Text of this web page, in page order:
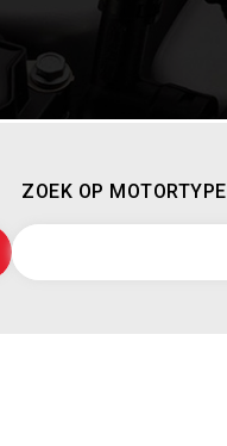
ZOEK OP MOTORTYPE